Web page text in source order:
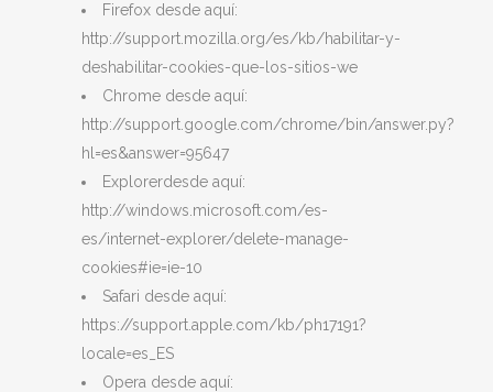
Firefox desde aquí:
http://support.mozilla.org/es/kb/habilitar-y-
deshabilitar-cookies-que-los-sitios-we
Chrome desde aquí:
http://support.google.com/chrome/bin/answer.py?
hl=es&answer=95647
Explorerdesde aquí:
http://windows.microsoft.com/es-
es/internet-explorer/delete-manage-
cookies#ie=ie-10
Safari desde aquí:
https://support.apple.com/kb/ph17191?
locale=es_ES
Opera desde aquí: